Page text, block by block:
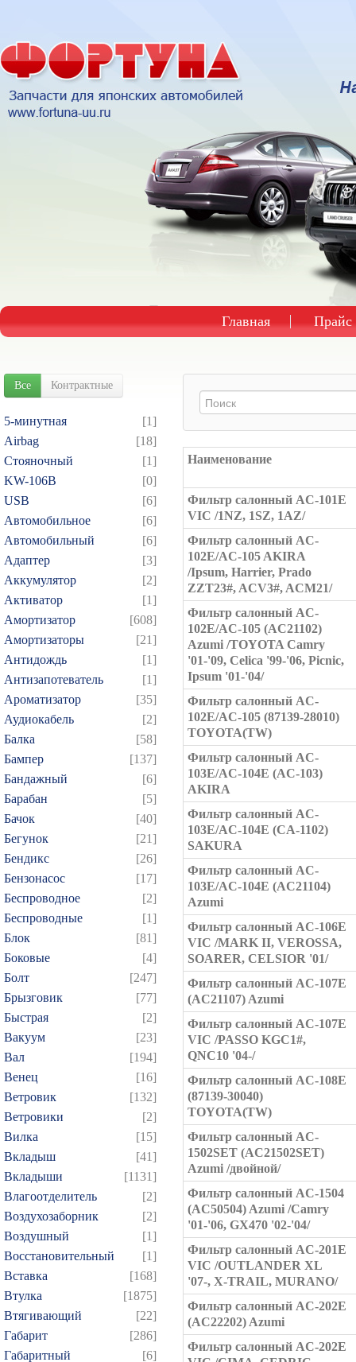
Главная Прайс
Все Контрактные
5-минутная
[1]
Airbag
[18]
Cтояночный
[1]
KW-106B
[0]
USB
[6]
Автомобильное
[6]
Автомобильный
[6]
Адаптер
[3]
Аккумулятор
[2]
Активатор
[1]
Амортизатор
[608]
Амортизаторы
[21]
Антидождь
[1]
Антизапотеватель
[1]
Ароматизатор
[35]
Аудиокабель
[2]
Балка
[58]
Бампер
[137]
Бандажный
[6]
Барабан
[5]
Бачок
[40]
Бегунок
[21]
Бендикс
[26]
Бензонасос
[17]
Беспроводное
[2]
Беспроводные
[1]
Блок
[81]
Боковые
[4]
Болт
[247]
Брызговик
[77]
Быстрая
[2]
Вакуум
[23]
Вал
[194]
Венец
[16]
Ветровик
[132]
Ветровики
[2]
Вилка
[15]
Вкладыш
[41]
Вкладыши
[1131]
Влагоотделитель
[2]
Воздухозаборник
[2]
Воздушный
[1]
Восстановительный
[1]
Вставка
[168]
Втулка
[1875]
Втягивающий
[22]
Габарит
[286]
Габаритный
[6]
Наименование
Фильтр салонный AC-101E
VIC /1NZ, 1SZ, 1AZ/
Фильтр салонный AC-
102E/AC-105 AKIRA
/Ipsum, Harrier, Prado
ZZT23#, ACV3#, ACM21/
Фильтр салонный AC-
102E/AC-105 (AC21102)
Azumi /TOYOTA Camry
'01-'09, Celica '99-'06, Picnic,
Ipsum '01-'04/
Фильтр салонный AC-
102E/AC-105 (87139-28010)
TOYOTA(TW)
Фильтр салонный AC-
103E/AC-104E (AC-103)
AKIRA
Фильтр салонный AC-
103E/AC-104E (CA-1102)
SAKURA
Фильтр салонный AC-
103E/AC-104E (AC21104)
Azumi
Фильтр салонный AC-106E
VIC /MARK II, VEROSSA,
SOARER, CELSIOR '01/
Фильтр салонный AC-107E
(AC21107) Azumi
Фильтр салонный AC-107E
VIC /PASSO KGC1#,
QNC10 '04-/
Фильтр салонный AC-108E
(87139-30040)
TOYOTA(TW)
Фильтр салонный AC-
1502SET (AC21502SET)
Azumi /двойной/
Фильтр салонный AC-1504
(AC50504) Azumi /Camry
'01-'06, GX470 '02-'04/
Фильтр салонный AC-201E
VIC /OUTLANDER XL
'07-, X-TRAIL, MURANO/
Фильтр салонный AC-202E
(AC22202) Azumi
Фильтр салонный AC-202E